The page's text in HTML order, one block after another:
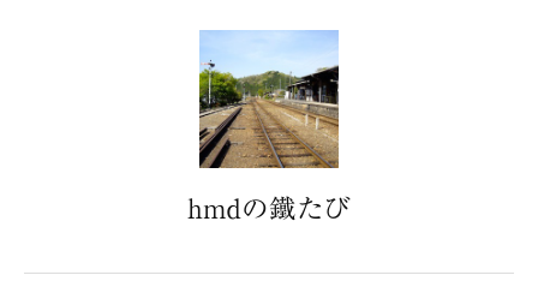
ッ
hmdの鐵たび